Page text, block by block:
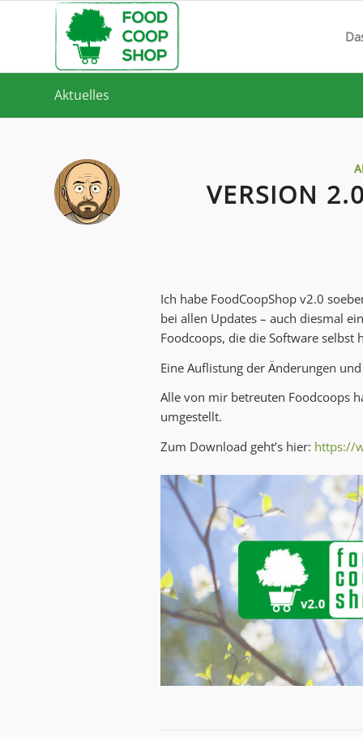
Aktuelles
VERSION
Ich habe FoodCoopShop v2.0
bei allen Updates – auch diesmal
Foodcoops, die die Software selbst
Eine Auflistung der Änderungen
Alle von mir betreuten Foodcoops
umgestellt.
Zum Download geht’s hier: https://